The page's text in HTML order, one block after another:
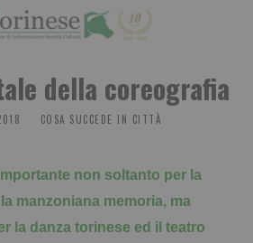
della coreografia
COSA SUCCEDE IN CITTÀ
non soltanto per la
manzoniana memoria, ma
la danza torinese ed il teatro